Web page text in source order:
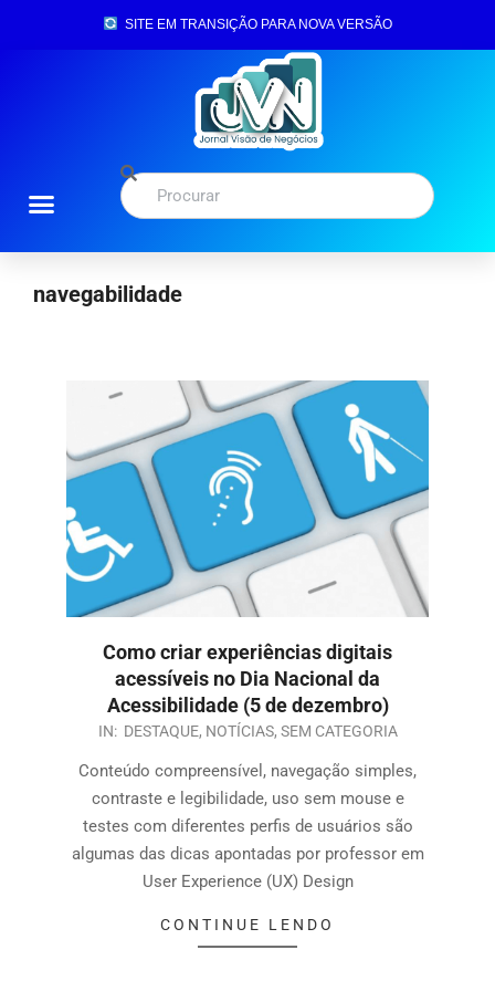
SITE EM TRANSIÇÃO PARA NOVA VERSÃO
navegabilidade
Como criar experiências digitais
acessíveis no Dia Nacional da
Acessibilidade (5 de dezembro)
IN: DESTAQUE, NOTÍCIAS, SEM CATEGORIA
Conteúdo compreensível, navegação simples,
contraste e legibilidade, uso sem mouse e
testes com diferentes perfis de usuários são
algumas das dicas apontadas por professor em
User Experience (UX) Design
CONTINUE LENDO